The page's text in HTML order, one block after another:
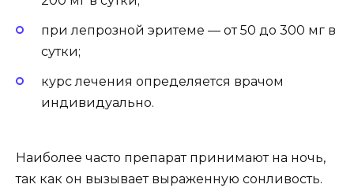
при лепрозной эритеме — от 50 до 300 мг в
сутки;
курс лечения определяется врачом
индивидуально.
Наиболее часто препарат принимают на ночь,
так как он вызывает выраженную сонливость.